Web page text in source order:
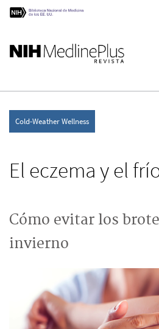
Cold-Weather Wellness
El eczema y el
Cómo evitar los
invierno